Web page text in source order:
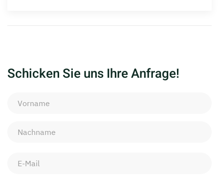
Schicken Sie uns Ihre Anfrage!